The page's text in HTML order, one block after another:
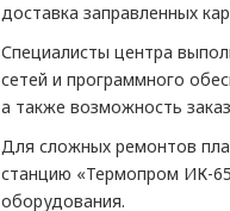
доставка заправленных
Специалисты центра
сетей и программного
а также возможность
Для сложных ремонтов
станцию «Термопром ИК-
оборудования.